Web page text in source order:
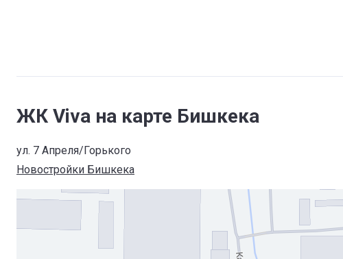
ЖК Viva на карте Бишкека
ул. 7 Апреля/Горького
Новостройки Бишкека